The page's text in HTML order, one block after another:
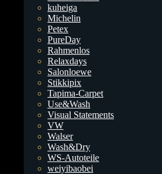
kuheiga
Michelin
Petex
PureDay
Rahmenlos
Relaxdays
Salonloewe
Stikkipix
Tapima-Carpet
Use&Wash
Visual Statements
VW
Walser
Wash&Dry
WS-Autoteile
weiyibaobei